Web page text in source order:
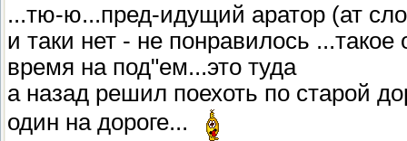
...тю-ю...пред-идущий аратор (ат
и таки нет - не понравилось
время на под"ем...это туда
а назад решил поехоть по старой
один на дороге...